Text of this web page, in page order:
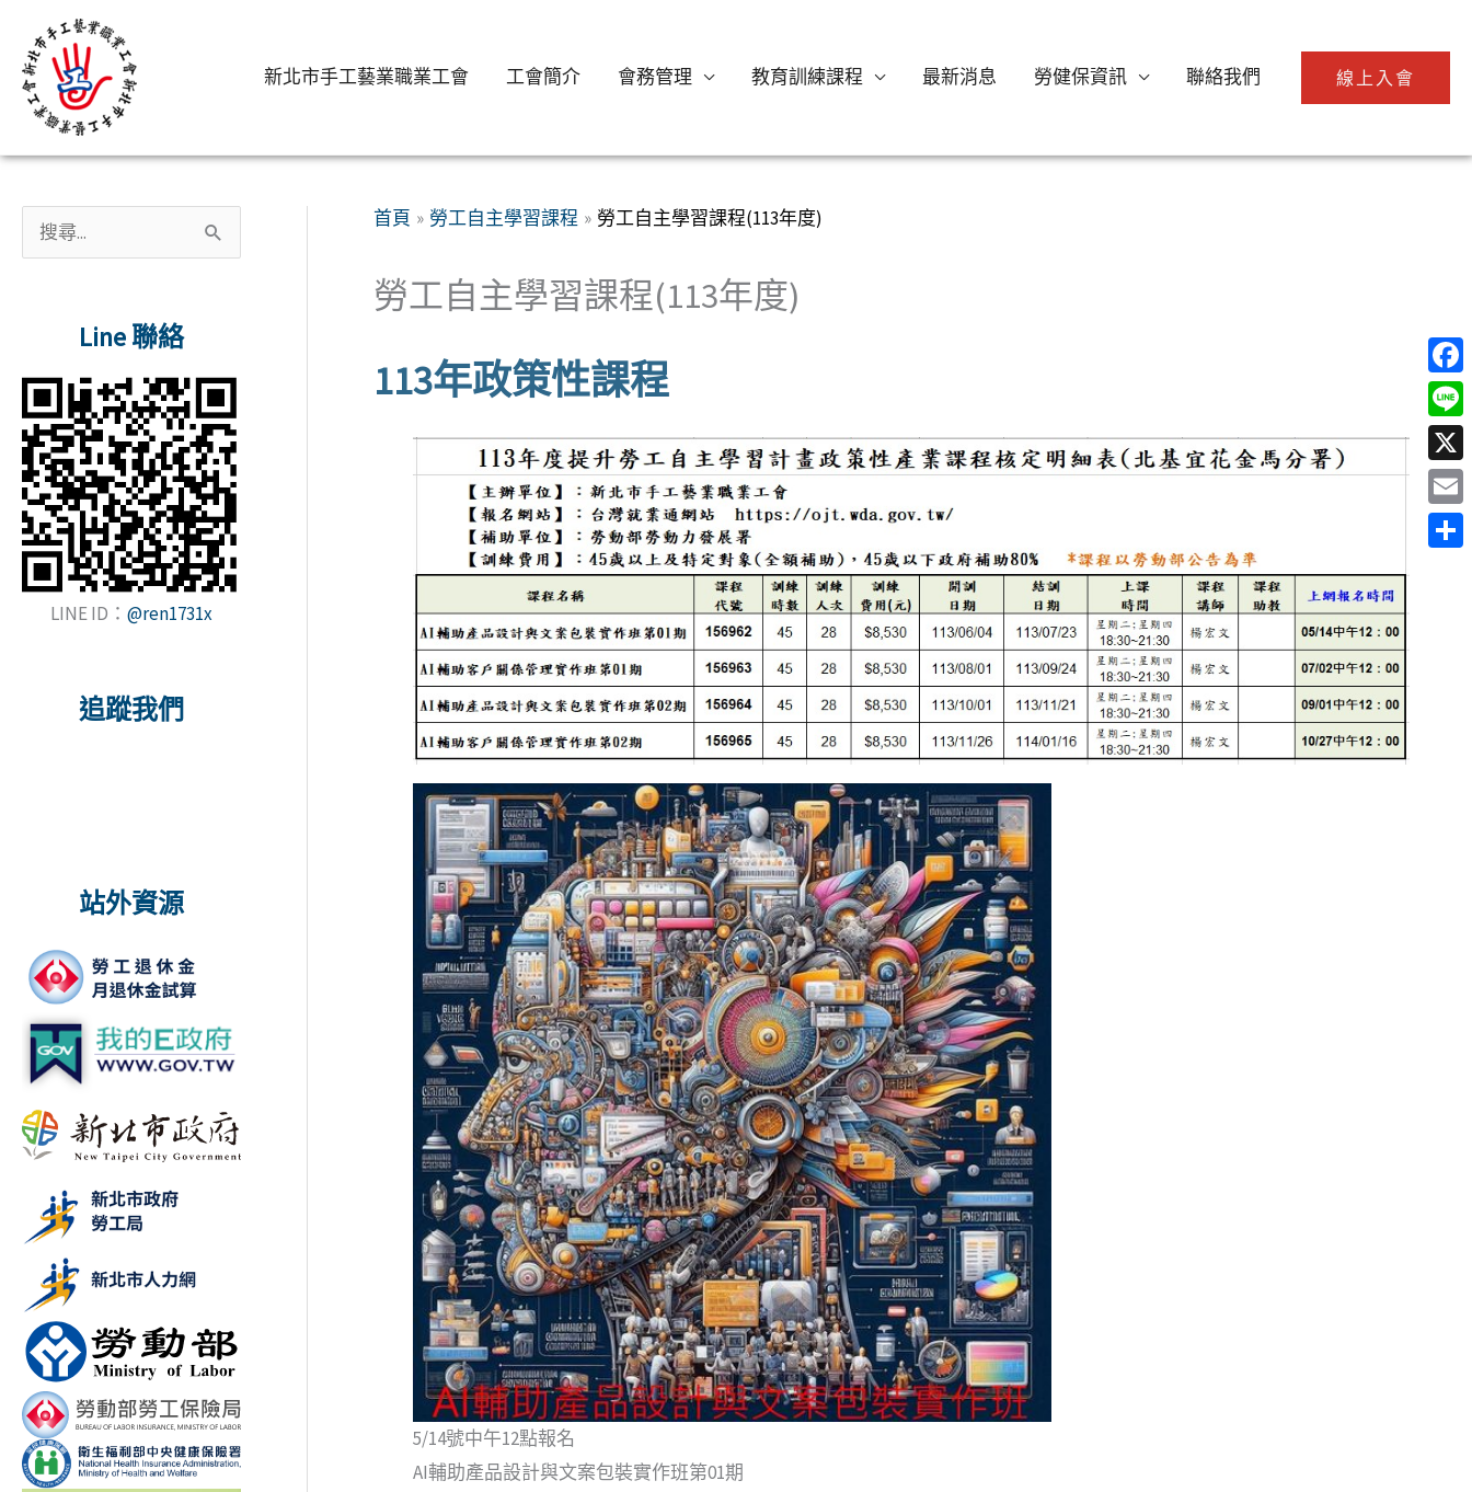
內
新北市手工藝業職業工會 工會簡介 會務管理 教育訓練課程 最新消息 勞健保資訊 聯絡我們 線上入會
尋
字
Line 聯絡
LINE ID： @ren1731x
追蹤我們
站外資源
首頁 勞工自主學習課程 勞工自主學習課程(113年度)
勞工自主學習課程(113年度)
113年政策性課程
5/14號中午12點報名
AI輔助產品設計與文案包裝實作班第01期
Line
X
Email